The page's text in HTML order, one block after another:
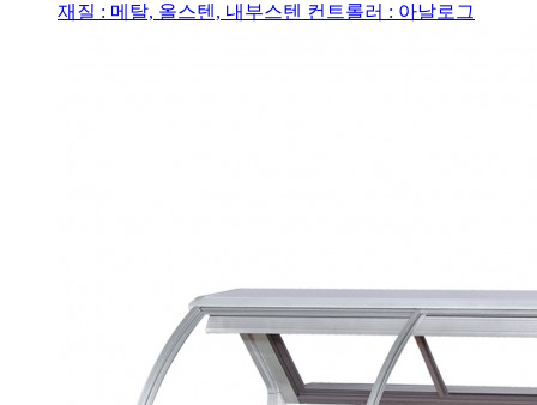
재질 : 메탈, 올스텐, 내부스텐 컨트롤러 : 아날로그